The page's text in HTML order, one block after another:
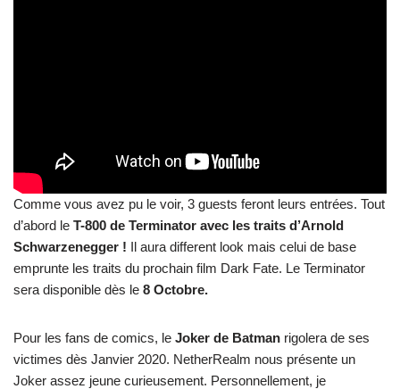
Comme vous avez pu le voir, 3 guests feront leurs entrées. Tout
d’abord le T-800 de Terminator avec les traits d’Arnold
Schwarzenegger ! Il aura different look mais celui de base
emprunte les traits du prochain film Dark Fate. Le Terminator
sera disponible dès le 8 Octobre.
Pour les fans de comics, le Joker de Batman rigolera de ses
victimes dès Janvier 2020. NetherRealm nous présente un
Joker assez jeune curieusement. Personnellement, je